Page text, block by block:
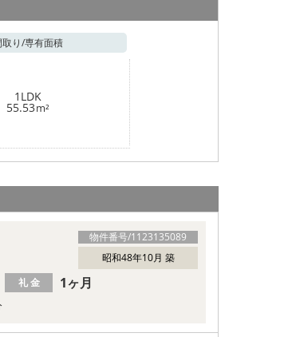
取り/専有面積
1LDK
55.53m²
物件番号/1123135089
昭和48年10月 築
礼 金 1ヶ月